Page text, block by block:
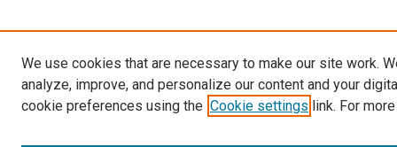
We use cookies that are necessary to make our site work.
analyze, improve, and personalize our content and your
cookie preferences using the Cookie settings link. For